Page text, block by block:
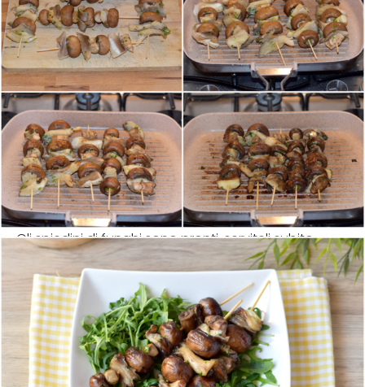
Gli spiedini di funghi sono pronti, serviteli subito.